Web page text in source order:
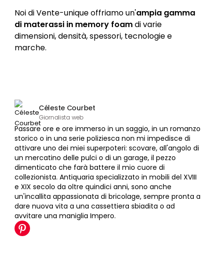
Noi di Vente-unique offriamo un'ampia gamma
di materassi in memory foamdi varie
dimensioni, densità, spessori, tecnologie e
marche.
Céleste Courbet
Giornalista web
Passare ore e ore immerso in un saggio, in un romanzo
storico o in una serie poliziesca non mi impedisce di
attivare uno dei miei superpoteri: scovare, all'angolo di
un mercatino delle pulci o di un garage, il pezzo
dimenticato che farà battere il mio cuore di
collezionista. Antiquaria specializzato in mobili del XVIII
e XIX secolo da oltre quindici anni, sono anche
un'incallita appassionata di bricolage, sempre pronta a
dare nuova vita a una cassettiera sbiadita o ad
avvitare una maniglia Impero.